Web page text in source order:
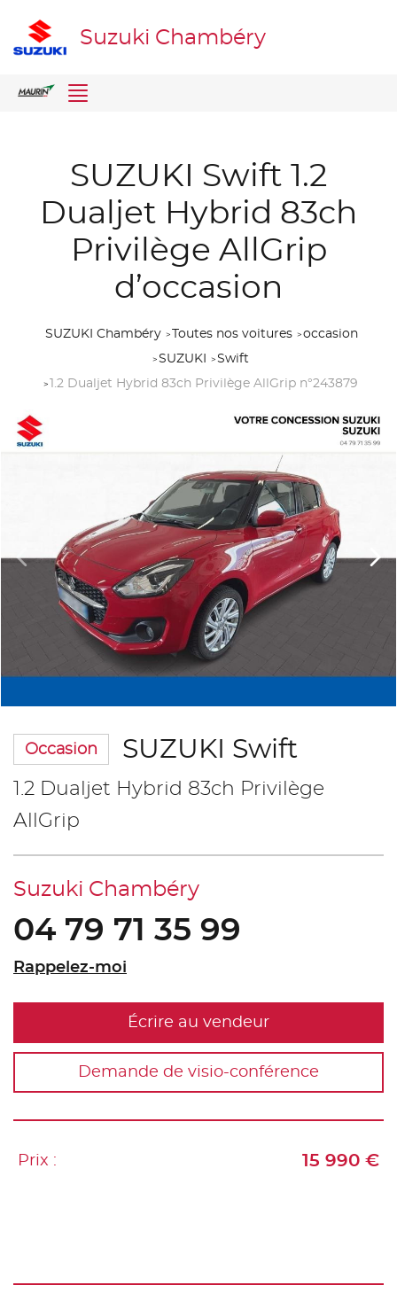
Suzuki Chambéry
Menu
SUZUKI Swift 1.2
Dualjet Hybrid 83ch
Privilège AllGrip
d’occasion
SUZUKI Chambéry Toutes nos voitures
occasion
SUZUKI
Swift
1.2 Dualjet Hybrid 83ch Privilège AllGrip n°243879
Occasion SUZUKI Swift
1.2 Dualjet Hybrid 83ch Privilège
AllGrip
Suzuki Chambéry
04 79 71 35 99
Rappelez-moi
Écrire au vendeur
Demande de visio-conférence
Prix : 15 990 €